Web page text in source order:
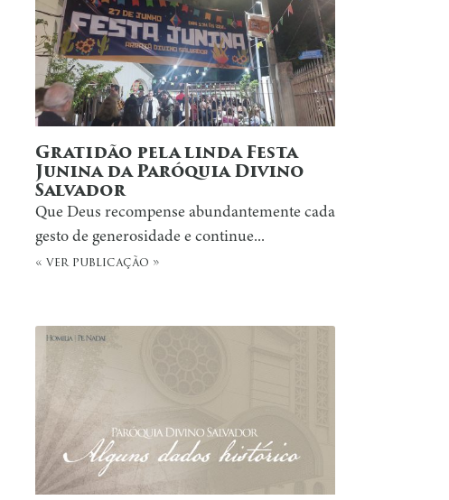
Gratidão pela linda Festa
Junina da Paróquia Divino
Salvador
Que Deus recompense abundantemente cada
gesto de generosidade e continue...
« ver publicação »